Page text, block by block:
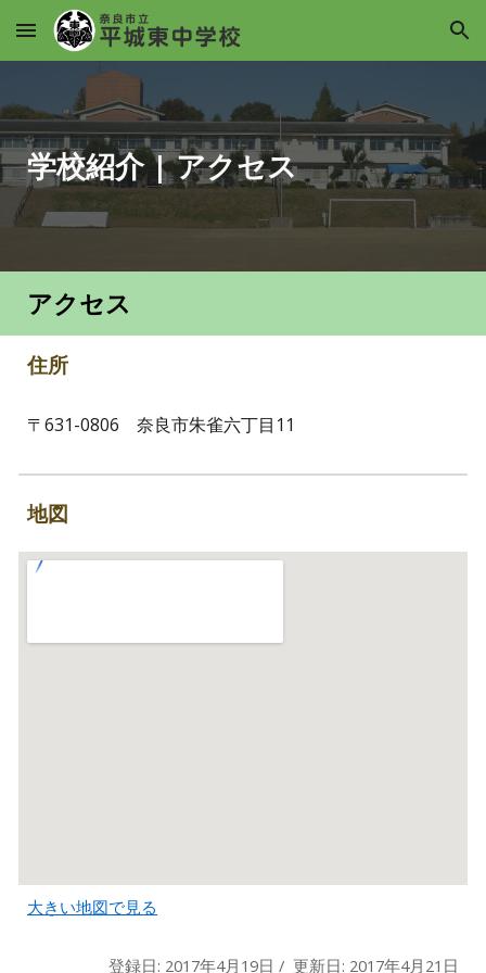
Skip to main content Skip to navigation
学校紹介|アクセス
アクセス
住所
〒631-0806 奈良市朱雀六丁目11
地図
大きい地図で見る
登録日: 2017年4月19日 / 更新日: 2017年4月21日